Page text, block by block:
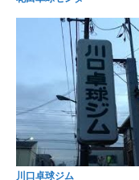
川口卓球ジム